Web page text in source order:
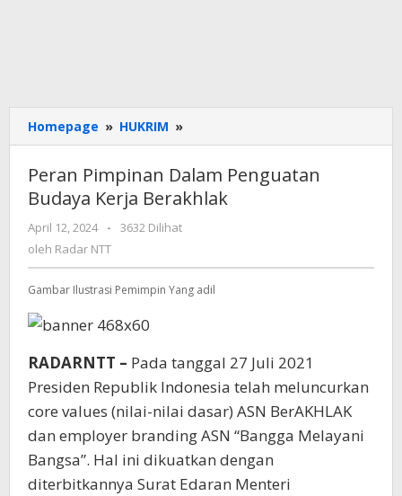
Homepage » HUKRIM »
Pimpinan
Penguatan
Budaya
Peran Pimpinan Dalam Penguatan
Budaya Kerja Berakhlak
April 12, 2024
oleh
Radar
-
3632 Dilihat
oleh Radar NTT
Gambar Ilustrasi Pemimpin Yang adil
RADARNTT – Pada tanggal 27 Juli 2021
Presiden Republik Indonesia telah meluncurkan
core values (nilai-nilai dasar) ASN BerAKHLAK
dan employer branding ASN “Bangga Melayani
Bangsa”. Hal ini dikuatkan dengan
diterbitkannya Surat Edaran Menteri